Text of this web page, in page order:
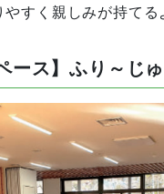
やすく親しみが持てる
ース】ふり～じゅ